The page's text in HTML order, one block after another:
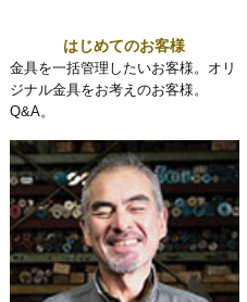
はじめてのお客様
金具を一括管理したいお客様。オリ
ジナル金具をお考えのお客様。
Q&A。